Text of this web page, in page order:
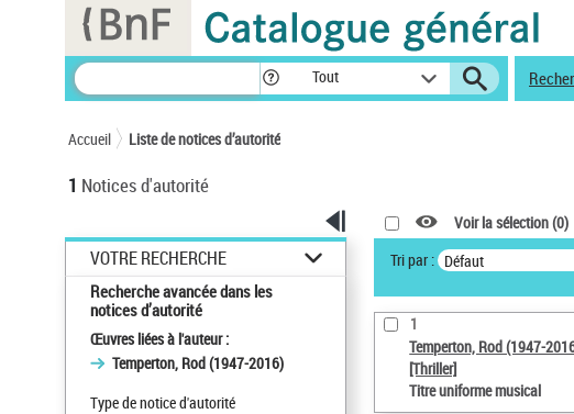
Tout
Accueil Liste de notices d’autorité
1 Notices d'autorité
VOTRE RECHERCHE
Recherche avancée dans les
notices d’autorité
Œuvres liées à l'auteur :
Temperton, Rod (1947-2016)
Type de notice d'autorité
Voir la sélection (0)
Tri par : Défaut
1
Temperton, Rod (1947-
[Thriller]
Titre uniforme musical
Panneau de gestion des cookies